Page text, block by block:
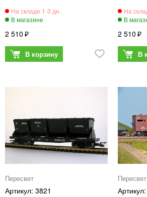
2 510 2 510
Пересвет
3821
Пересвет